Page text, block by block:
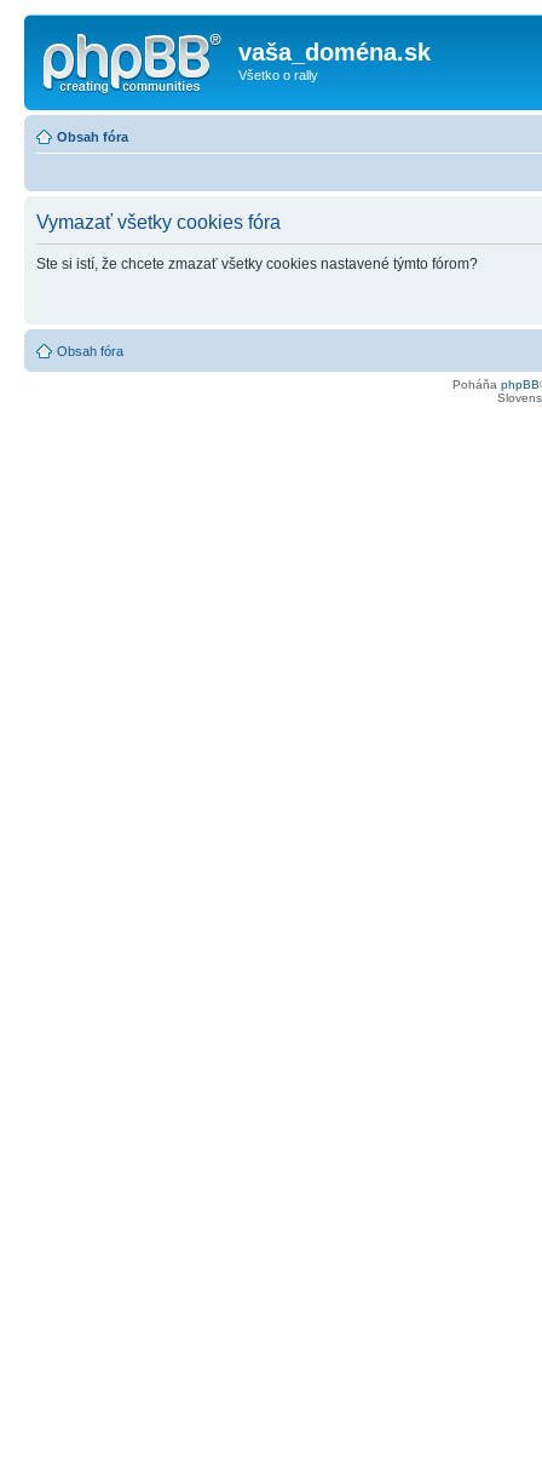
vaša_doména.sk
Všetko o rally
Obsah fóra
Vymazať všetky cookies fóra
Ste si istí, že chcete zmazať všetky cookies nastavené týmto fórom?
Obsah fóra
Poháňa phpBB